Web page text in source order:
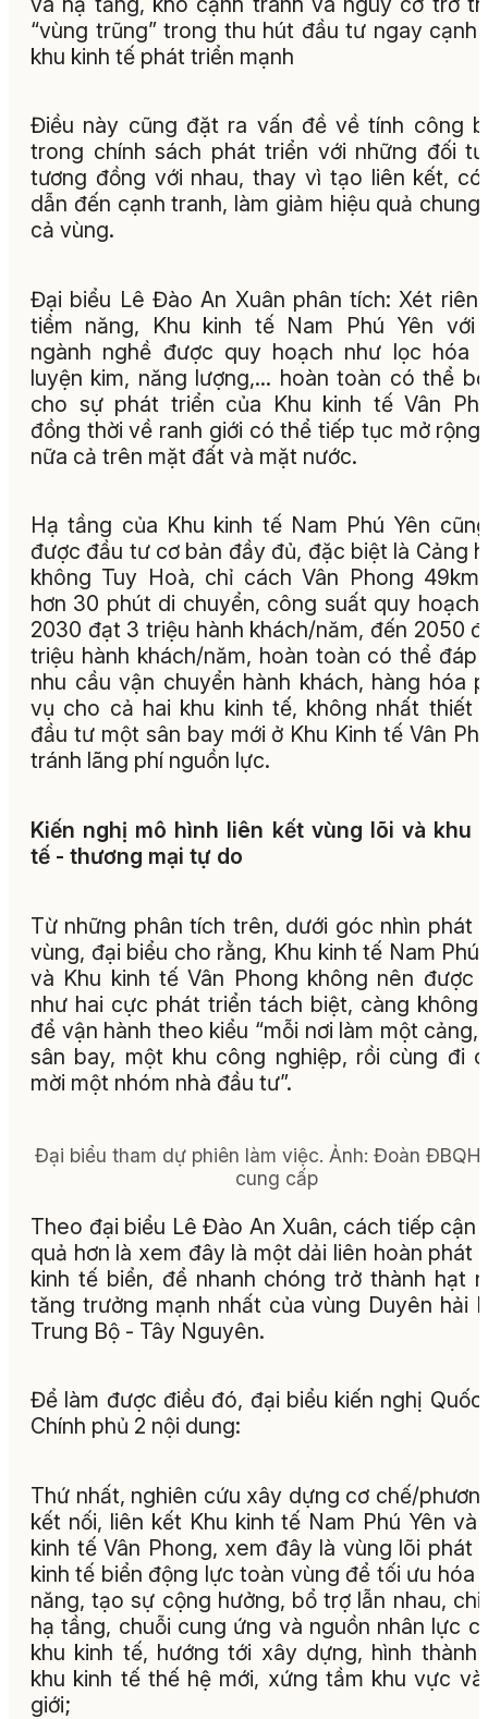
“vùng trũng” trong thu hút đầu tư ngay cạnh
khu kinh tế phát triển mạnh
Điều này cũng đặt ra vấn đề về tính công
trong chính sách phát triển với những đối
tương đồng với nhau, thay vì tạo liên kết,
dẫn đến cạnh tranh, làm giảm hiệu quả chung
cả vùng.
Đại biểu Lê Đào An Xuân phân tích: Xét
tiềm năng, Khu kinh tế Nam Phú Yên với
ngành nghề được quy hoạch như lọc hóa
luyện kim, năng lượng,… hoàn toàn có thể
cho sự phát triển của Khu kinh tế Vân
đồng thời về ranh giới có thể tiếp tục mở rộng
nữa cả trên mặt đất và mặt nước.
Hạ tầng của Khu kinh tế Nam Phú Yên
được đầu tư cơ bản đầy đủ, đặc biệt là Cảng
không Tuy Hoà, chỉ cách Vân Phong
hơn 30 phút di chuyển, công suất quy hoạch
2030 đạt 3 triệu hành khách/năm, đến 2050
triệu hành khách/năm, hoàn toàn có thể đáp
nhu cầu vận chuyển hành khách, hàng hóa
vụ cho cả hai khu kinh tế, không nhất thiết
đầu tư một sân bay mới ở Khu Kinh tế Vân
tránh lãng phí nguồn lực.
Kiến nghị mô hình liên kết vùng lõi và khu
tế - thương mại tự do
Từ những phân tích trên, dưới góc nhìn phát
vùng, đại biểu cho rằng, Khu kinh tế Nam Phú
và Khu kinh tế Vân Phong không nên được
như hai cực phát triển tách biệt, càng không
để vận hành theo kiểu “mỗi nơi làm một cảng,
sân bay, một khu công nghiệp, rồi cùng đi
mời một nhóm nhà đầu tư”.
Đại biểu tham dự phiên làm việc. Ảnh: Đoàn ĐBQH
cung cấp
Theo đại biểu Lê Đào An Xuân, cách tiếp cận
quả hơn là xem đây là một dải liên hoàn phát
kinh tế biển, để nhanh chóng trở thành hạt
tăng trưởng mạnh nhất của vùng Duyên hải
Trung Bộ - Tây Nguyên.
Để làm được điều đó, đại biểu kiến nghị Quốc
Chính phủ 2 nội dung:
Thứ nhất, nghiên cứu xây dựng cơ chế/
kết nối, liên kết Khu kinh tế Nam Phú Yên và
kinh tế Vân Phong, xem đây là vùng lõi phát
kinh tế biển động lực toàn vùng để tối ưu hóa
năng, tạo sự cộng hưởng, bổ trợ lẫn nhau,
hạ tầng, chuỗi cung ứng và nguồn nhân lực
khu kinh tế, hướng tới xây dựng, hình thành
khu kinh tế thế hệ mới, xứng tầm khu vực
giới;